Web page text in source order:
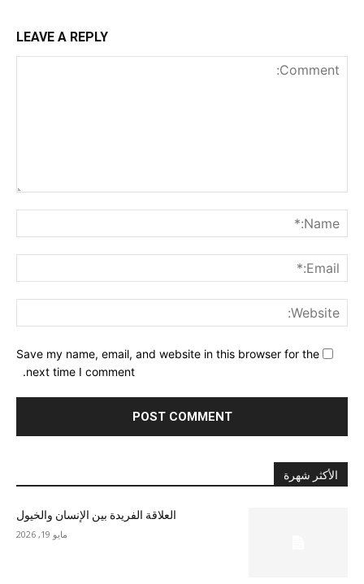
LEAVE A REPLY
Save my name, email, and website in this browser for the
next time I comment.
الأكثر شهرة
العلاقة الفريدة بين الإنسان والخيول
مايو 19, 2026